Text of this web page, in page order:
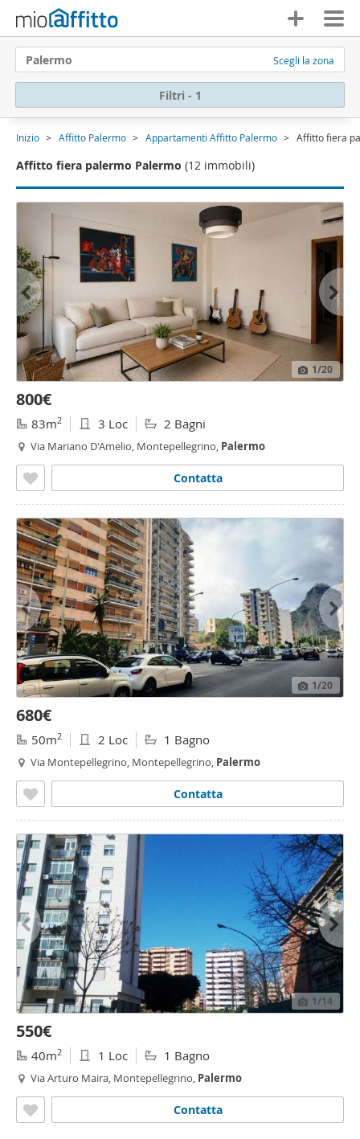
Palermo Scegli la zona
Filtri - 1
Inizio Affitto Palermo Appartamenti Affitto Palermo Affitto fiera
Affitto fiera palermo Palermo (12 immobili)
1/20
800€
83m2 3 Loc 2 Bagni
Via Mariano D'Amelio, Montepellegrino, Palermo
Contatta
1/20
680€
50m2 2 Loc 1 Bagno
Via Montepellegrino, Montepellegrino, Palermo
Contatta
1/14
550€
40m2 1 Loc 1 Bagno
Via Arturo Maira, Montepellegrino, Palermo
Contatta